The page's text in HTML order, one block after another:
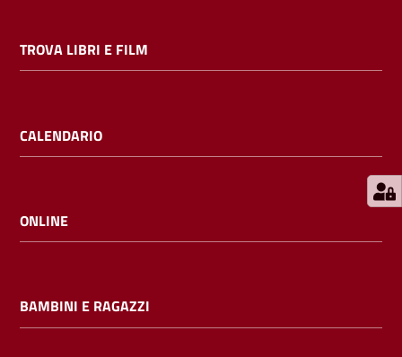
E
l
i
cataloghi
TROVA LIBRI E FILM
CALENDARIO
ONLINE
BAMBINI E RAGAZZI